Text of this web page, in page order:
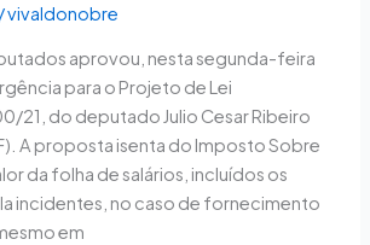
/vivaldonobre
aprovou, nesta segunda-feira
para o Projeto de Lei
21, do deputado Julio Cesar Ribeiro
A proposta isenta do Imposto Sobre
da folha de salários, incluídos os
incidentes, no caso de fornecimento
em